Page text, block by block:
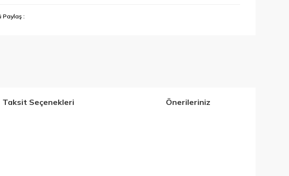
Paylaş :
Taksit Seçenekleri Önerileriniz